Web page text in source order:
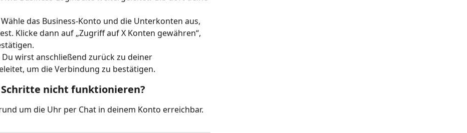
Wähle das Business-Konto und die Unterkonten aus,
Klicke dann auf „Zugriff auf X Konten gewähren“,
Du wirst anschließend zurück zu deiner
um die Verbindung zu bestätigen.
nicht funktionieren?
um die Uhr per Chat in deinem Konto erreichbar.